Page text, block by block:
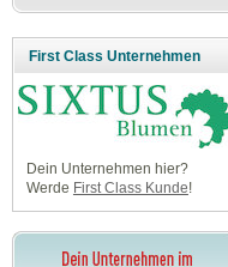
First Class Unternehmen
Dein Unternehmen hier?
Werde First Class Kunde!